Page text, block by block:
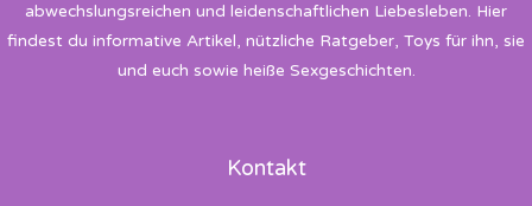
abwechslungsreichen und leidenschaftlichen Liebesleben. Hier
findest du informative Artikel, nützliche Ratgeber, Toys für ihn, sie
und euch sowie heiße Sexgeschichten.
Kontakt